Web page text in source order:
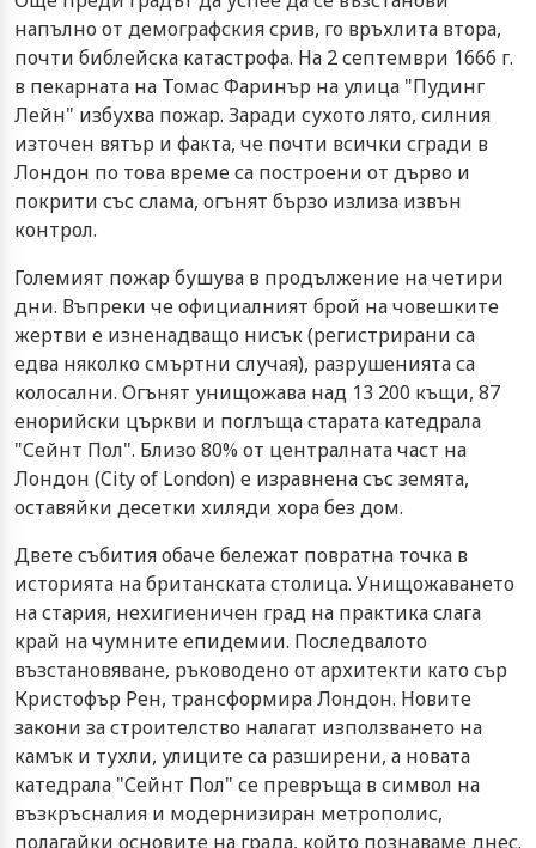
напълно от демографския срив, го връхлита втора,
почти библейска катастрофа. На 2 септември 1666 г.
в пекарната на Томас Фаринър на улица "Пудинг
Лейн" избухва пожар. Заради сухото лято, силния
източен вятър и факта, че почти всички сгради в
Лондон по това време са построени от дърво и
покрити със слама, огънят бързо излиза извън
контрол.
Големият пожар бушува в продължение на четири
дни. Въпреки че официалният брой на човешките
жертви е изненадващо нисък (регистрирани са
едва няколко смъртни случая), разрушенията са
колосални. Огънят унищожава над 13 200 къщи, 87
енорийски църкви и поглъща старата катедрала
"Сейнт Пол". Близо 80% от централната част на
Лондон (City of London) е изравнена със земята,
оставяйки десетки хиляди хора без дом.
Двете събития обаче бележат повратна точка в
историята на британската столица. Унищожаването
на стария, нехигиеничен град на практика слага
край на чумните епидемии. Последвалото
възстановяване, ръководено от архитекти като сър
Кристофър Рен, трансформира Лондон. Новите
закони за строителство налагат използването на
камък и тухли, улиците са разширени, а новата
катедрала "Сейнт Пол" се превръща в символ на
възкръсналия и модернизиран метрополис,
полагайки основите на града, който познаваме днес.